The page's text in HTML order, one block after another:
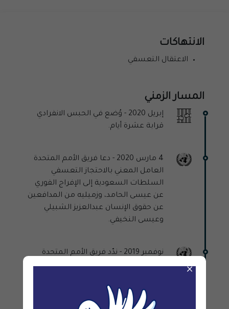
الانتهاكات
الاعتقال التعسفي
المسار الزمني
إبريل 2020 -
وُضع في الحبس الانفرادي
قرابة عشرة أيام.
4 مارس 2020 -
دعا فريق الأمم المتحدة
العامل المعني بالاحتجاز التعسفي
السلطات السعودية إلى الإفراج الفوري
عن عيسى الحامد، وزميليه من المدافعين
عن حقوق الإنسان عبدالعزيز الشبيلي
وعيسى النخيفي.
نوفمبر 2019 -
ندّد فريق الأمم المتحدة
العامل المعني بالاحتجاز التعسّفي في رأيه
من نشطاء حقوق الإنسان السعوديّين
باعتباره بمثابة اضطهاد لممارسة
×